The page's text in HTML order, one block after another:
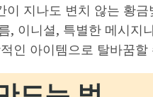
지나도 변치 않는 황
, 이니셜, 특별한 메시지
인 아이템으로 탈바꿈할